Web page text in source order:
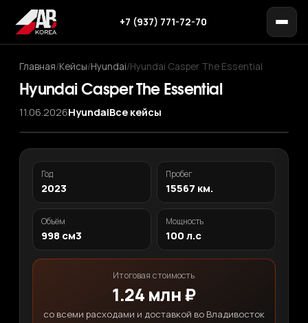
+7 (937) 771-72-70
Главная/Кейсы/Hyundai/Hyundai Casper The Essential
Hyundai Casper The Essential
11.06.2026HyundaiВсе кейсы
‹
›
1/ 11
Год
2023
Пробег
15567 км.
Объём
998 см3
Мощность
100 л.с
Итоговая стоимость
1.24 млн ₽
со всеми расходами и доставкой во Владивосток